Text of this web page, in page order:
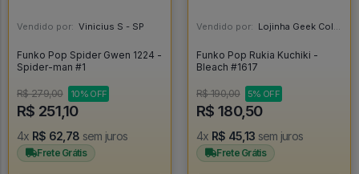
Vendido por: Vinicius S - SP
Funko Pop Spider Gwen 1224 -
Spider-man #1
R$ 279,00 10% OFF
R$ 251,10
4x R$ 62,78 sem juros
Frete Grátis
Vendido por: Lojinha Geek Colecionáveis - DF
Funko Pop Rukia Kuchiki -
Bleach #1617
R$ 190,00 5% OFF
R$ 180,50
4x R$ 45,13 sem juros
Frete Grátis